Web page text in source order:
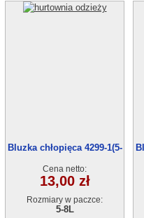
Bluzka chłopięca 4299-1(5-
Cena netto:
13,00 zł
Rozmiary w paczce:
5-8L